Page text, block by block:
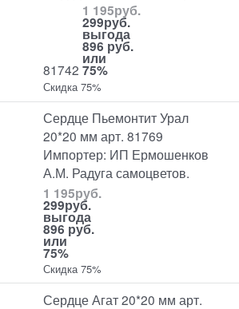
81742
1 195руб.
299руб.
выгода
896 руб.
или
75%
Скидка 75%
Сердце Пьемонтит Урал
20*20 мм арт. 81769
Импортер: ИП Ермошенков
А.М. Радуга самоцветов.
1 195руб.
299руб.
выгода
896 руб.
или
75%
Скидка 75%
Сердце Агат 20*20 мм арт.